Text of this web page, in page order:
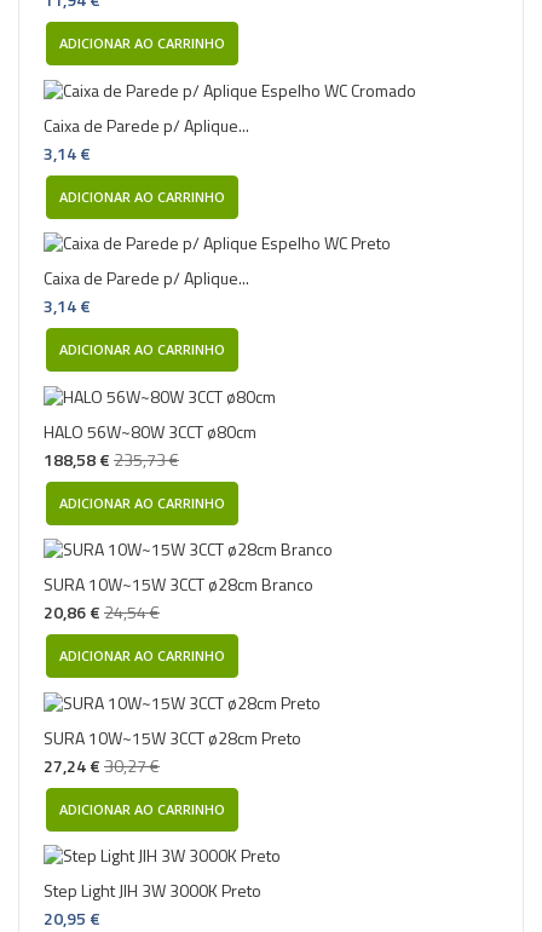
ADICIONAR AO CARRINHO
Caixa de Parede p/ Aplique...
3,14 €
ADICIONAR AO CARRINHO
Caixa de Parede p/ Aplique...
3,14 €
ADICIONAR AO CARRINHO
HALO 56W~80W 3CCT ø80cm
188,58 €235,73 €
ADICIONAR AO CARRINHO
SURA 10W~15W 3CCT ø28cm Branco
20,86 €24,54 €
ADICIONAR AO CARRINHO
SURA 10W~15W 3CCT ø28cm Preto
27,24 €30,27 €
ADICIONAR AO CARRINHO
Step Light JIH 3W 3000K Preto
20,95 €